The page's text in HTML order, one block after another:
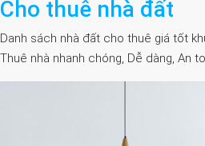
Cho thuê nhà đất
Danh sách nhà đất cho thuê giá tốt
Thuê nhà nhanh chóng, Dễ dàng, An